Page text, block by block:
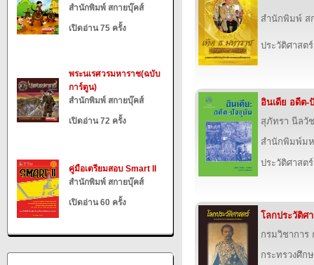
สำนักพิมพ์ สกายบุ๊คส์
เปิดอ่าน 75 ครั้ง
พระนเรศวรมหาราช(ฉบับ
การ์ตูน)
สำนักพิมพ์ สกายบุ๊คส์
เปิดอ่าน 72 ครั้ง
คู่มือเตรียมสอบ Smart II
สำนักพิมพ์ สกายบุ๊คส์
เปิดอ่าน 60 ครั้ง
สำนักพิมพ์ ส
ประวัติศาสต
อินเดีย อดีต-
สุภัทรา นีลวั
สำนักพิมพ์มห
ประวัติศาสต
โลกประวัติศ
กรมวิชาการ
กระทรวงศึก